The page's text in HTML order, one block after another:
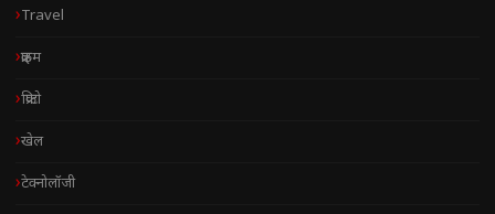
Travel
क्राइम
क्रिप्टो
खेल
टेक्नोलॉजी